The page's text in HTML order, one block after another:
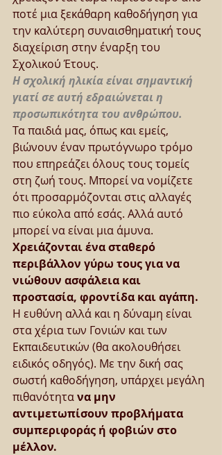
ποτέ μια ξεκάθαρη καθοδήγηση για
την καλύτερη συναισθηματική τους
διαχείριση στην έναρξη του
Σχολικού Έτους.
Η σχολική ηλικία είναι σημαντική
γιατί σε αυτή εδραιώνεται η
προσωπικότητα του ανθρώπου.
Τα παιδιά μας, όπως και εμείς,
βιώνουν έναν πρωτόγνωρο τρόμο
που επηρεάζει όλους τους τομείς
στη ζωή τους. Μπορεί να νομίζετε
ότι προσαρμόζονται στις αλλαγές
πιο εύκολα από εσάς. Αλλά αυτό
μπορεί να είναι μια άμυνα.
Χρειάζονται ένα σταθερό
περιβάλλον γύρω τους για να
νιώθουν ασφάλεια και
προστασία, φροντίδα και αγάπη.
H ευθύνη αλλά και η δύναμη είναι
στα χέρια των Γονιών και των
Εκπαιδευτικών (θα ακολουθήσει
ειδικός οδηγός). Με την δική σας
σωστή καθοδήγηση, υπάρχει μεγάλη
πιθανότητα να μην
αντιμετωπίσουν προβλήματα
συμπεριφοράς ή φοβιών στο
μέλλον.